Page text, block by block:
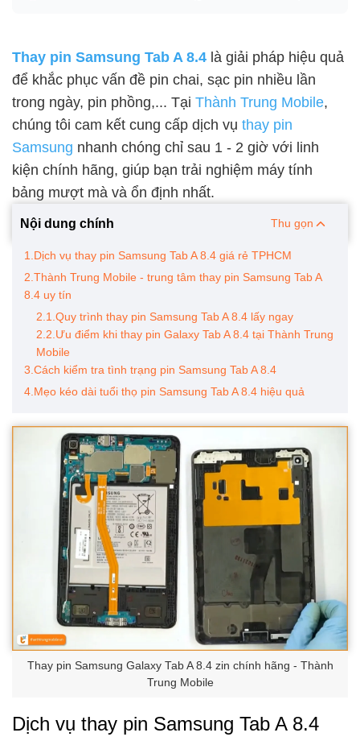
Thay pin Samsung Tab A 8.4 là giải pháp hiệu quả
để khắc phục vấn đề pin chai, sạc pin nhiều lần
trong ngày, pin phồng,... Tại Thành Trung Mobile,
chúng tôi cam kết cung cấp dịch vụ thay pin
Samsung nhanh chóng chỉ sau 1 - 2 giờ với linh
kiện chính hãng, giúp bạn trải nghiệm máy tính
bảng mượt mà và ổn định nhất.
Nội dung chính Thu gọn
1.Dịch vụ thay pin Samsung Tab A 8.4 giá rẻ TPHCM
2.Thành Trung Mobile - trung tâm thay pin Samsung Tab A
8.4 uy tín
2.1.Quy trình thay pin Samsung Tab A 8.4 lấy ngay
2.2.Ưu điểm khi thay pin Galaxy Tab A 8.4 tại Thành Trung
Mobile
3.Cách kiểm tra tình trạng pin Samsung Tab A 8.4
4.Mẹo kéo dài tuổi thọ pin Samsung Tab A 8.4 hiệu quả
Thay pin Samsung Galaxy Tab A 8.4 zin chính hãng - Thành
Trung Mobile
Dịch vụ thay pin Samsung Tab A 8.4